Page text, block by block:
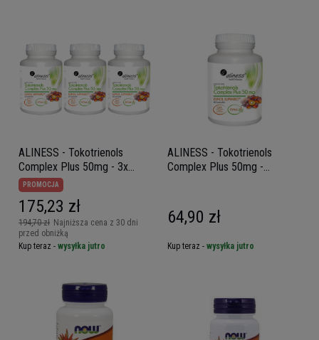
ALINESS - Tokotrienols
Complex Plus 50mg - 3x
60caps.
PROMOCJA
194,70 zł Najniższa cena z 30 dni
przed obniżką
175,23 zł
Kup teraz - wysyłka jutro
ALINESS - Tokotrienols
Complex Plus 50mg -
64,90 zł
Kup teraz - wysyłka jutro